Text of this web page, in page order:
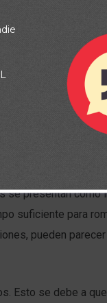
salidas de
se presentan como
suficiente para
pueden
Esto se debe a